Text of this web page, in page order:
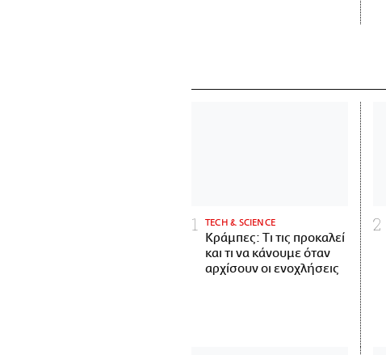
ΤECH & SCIENCE
Κράμπες: Τι τις προκαλεί
και τι να κάνουμε όταν
αρχίσουν οι ενοχλήσεις